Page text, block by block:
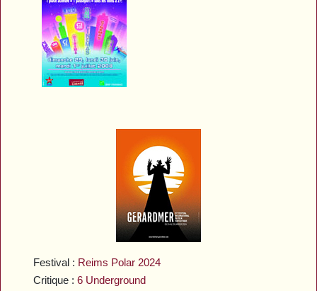
Festival : Reims Polar 2024
Critique :6 Underground